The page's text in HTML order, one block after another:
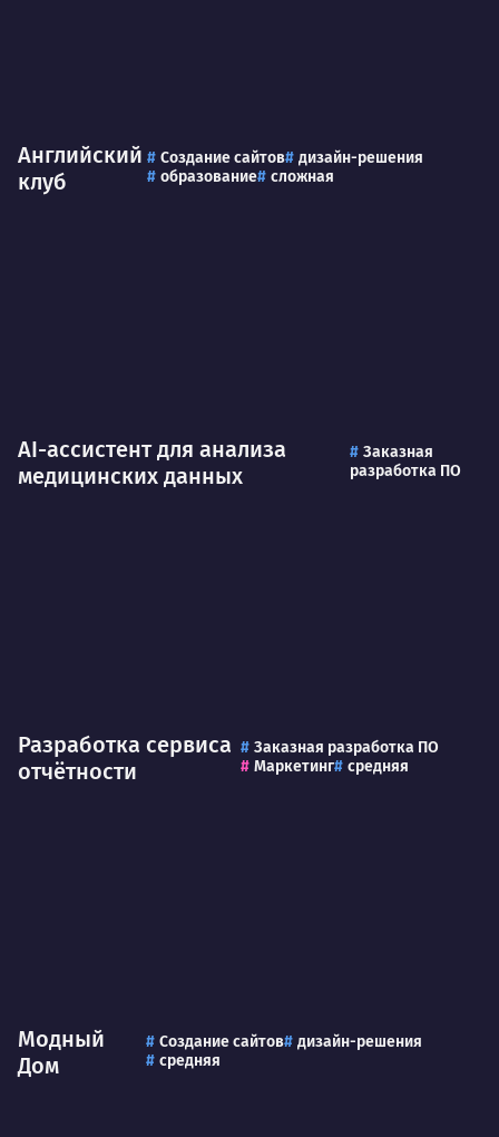
Английский
клуб
Создание сайтов
дизайн-решения
образование
сложная
AI-ассистент для анализа
медицинских данных
Заказная
разработка ПО
Разработка сервиса
отчётности
Заказная разработка ПО
Маркетинг
средняя
Модный
Дом
Создание сайтов
дизайн-решения
средняя